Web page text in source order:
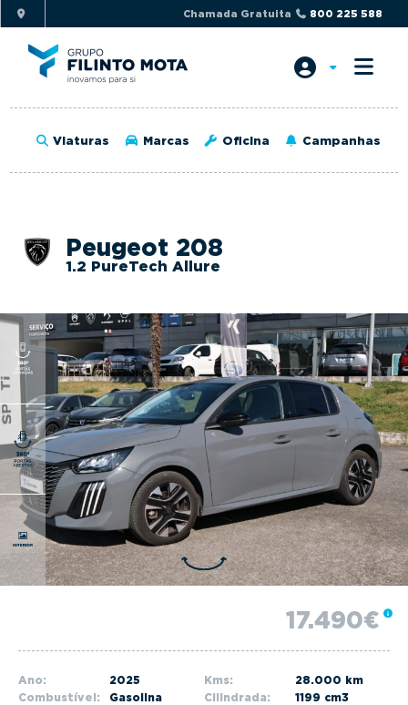
i
p
t
o
r
a
n
a
g
a
t
i
o
n
i
p
t
o
a
c
t
e
t
Chamada Gratuita 800 225 588
Viaturas Marcas Oficina Campanhas
Peugeot 208
1.2 PureTech Allure
17.490€
Ano: 2025 Kms:
28.000 km
Combustível:
Gasolina Cilindrada:
1199 cm3